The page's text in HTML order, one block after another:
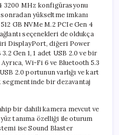
3200 MHz konfigürasyonu
yükseltme imkanı
GB NVMe M.2 PCIe Gen 4
seçenekleri de oldukça
DisplayPort, diğeri Power
Gen 1, 1 adet USB 2.0 ve bir
Wi-Fi 6 ve Bluetooth 5.3
2.0 portunun varlığı ve kart
bir dezavantaj
bir dahili kamera mevcut ve
tanıma özelliği ile oturum
ise Sound Blaster